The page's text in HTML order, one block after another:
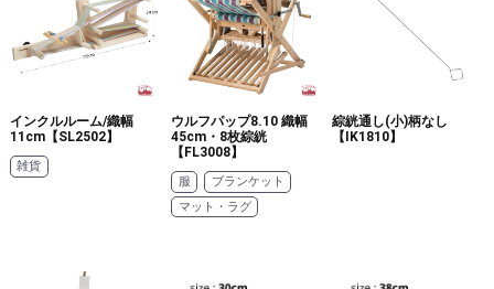
インクルルーム/織幅
11cm【SL2502】
雑貨
ウルフパップ8.10 織幅
45cm・8枚綜絖
【FL3008】
服
ブランケット
マット・ラグ
綜絖通し(小)柄なし
【IK1810】